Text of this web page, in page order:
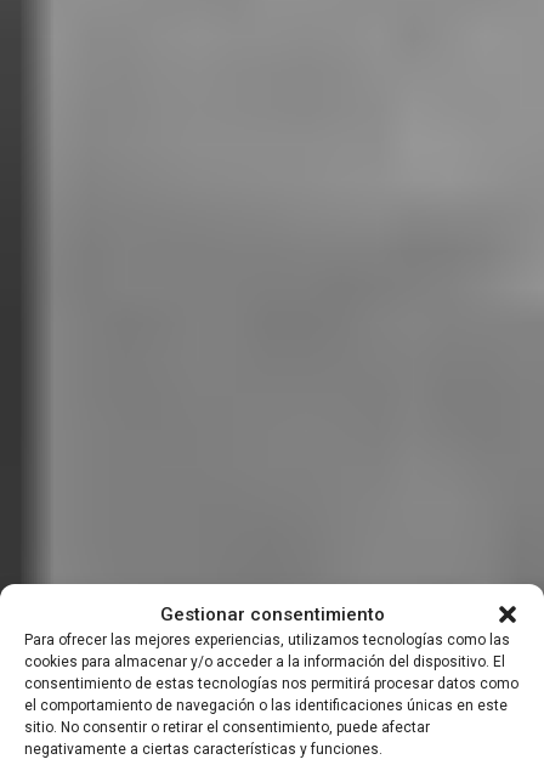
Gestionar consentimiento
Para ofrecer las mejores experiencias, utilizamos tecnologías como las
cookies para almacenar y/o acceder a la información del dispositivo. El
consentimiento de estas tecnologías nos permitirá procesar datos como
el comportamiento de navegación o las identificaciones únicas en este
sitio. No consentir o retirar el consentimiento, puede afectar
negativamente a ciertas características y funciones.
Aguas sagradas